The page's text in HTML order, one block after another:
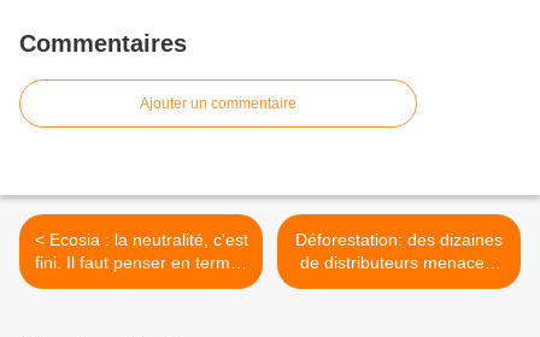
Commentaires
Ajouter un commentaire
< Ecosia : la neutralité, c'est
fini. Il faut penser en termes
de régénération.
Déforestation: des dizaines
de distributeurs menacent
le Brésil de boycott >